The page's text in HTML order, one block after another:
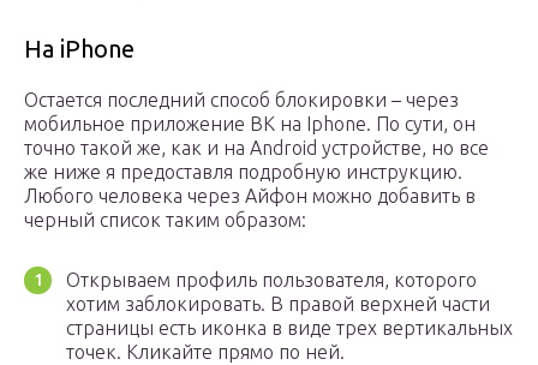
На iPhone
Остается последний способ блокировки – через
мобильное приложение ВК на Iphone. По сути, он
точно такой же, как и на Android устройстве, но все
же ниже я предоставля подробную инструкцию.
Любого человека через Айфон можно добавить в
черный список таким образом:
Открываем профиль пользователя, которого
хотим заблокировать. В правой верхней части
страницы есть иконка в виде трех вертикальных
точек. Кликайте прямо по ней.